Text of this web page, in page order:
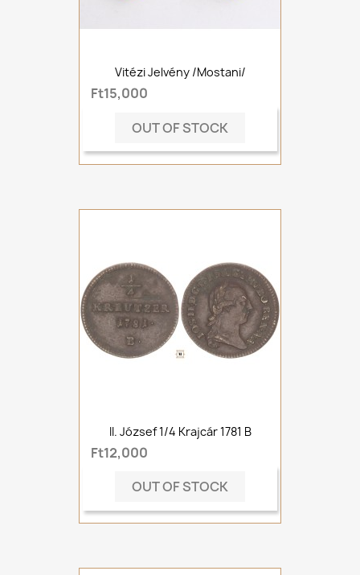
Vitézi Jelvény /mostani/
Ft15,000
OUT OF STOCK
II. József 1/4 Krajcár 1781 B
Ft12,000
OUT OF STOCK